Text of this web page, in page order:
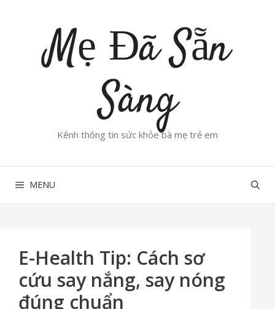
Mẹ Đã Sẵn
Sàng
Kênh thông tin sức khỏe bà mẹ trẻ em
MENU
E-Health Tip: Cách sơ
cứu say nắng, say nóng
đúng chuẩn